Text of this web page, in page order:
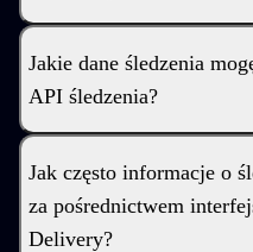
Jakie dane śledzenia
API śledzenia?
Jak często informacje o
za pośrednictwem
Delivery?